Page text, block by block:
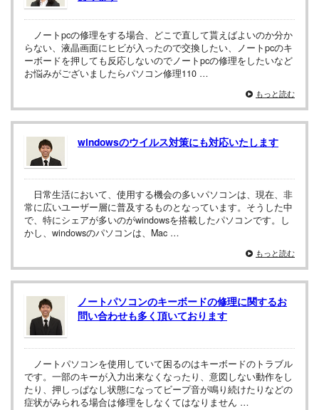
ノートpcの修理をする場合、どこで直して貰えばよいのか分か
らない、液晶画面にヒビが入ったので交換したい、ノートpcのキ
ーボードを押しても反応しないのでノートpcの修理をしたいなど
お悩みがございましたらパソコン修理110 …
もっと読む
windowsのウイルス対策にも対応いたします
日常生活において、使用する機会の多いパソコンは、現在、非
常に広いユーザー層に普及するものとなっています。そうした中
で、特にシェアが多いのがwindowsを搭載したパソコンです。し
かし、windowsのパソコンは、Mac …
もっと読む
ノートパソコンのキーボードの修理に関するお
問い合わせも多く頂いております
ノートパソコンを使用していて困るのはキーボードのトラブル
です。一部のキーが入力出来なくなったり、意図しない動作をし
たり、押しっぱなし状態になってビープ音が鳴り続けたりなどの
症状がみられる場合は修理をしなくてはなりません …